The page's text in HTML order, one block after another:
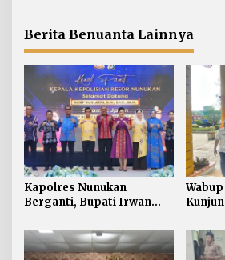
Perbatasan
Berita Benuanta Lainnya
Kapolres Nunukan
Berganti, Bupati Irwan
Jaga Stabilitas Wilayah
Perbatasan